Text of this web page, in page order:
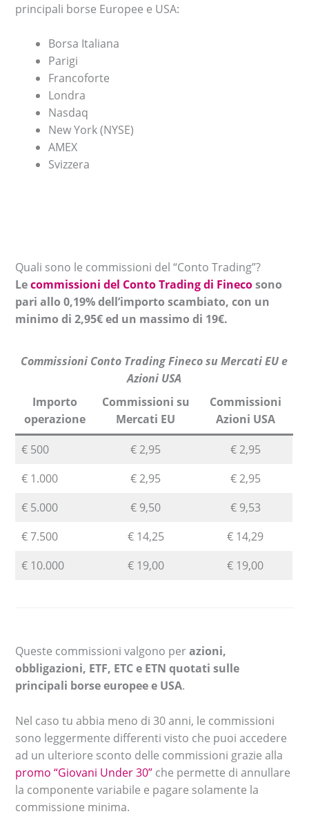
principali borse Europee e USA:
Borsa Italiana
Parigi
Francoforte
Londra
Nasdaq
New York (NYSE)
AMEX
Svizzera
Quali sono le commissioni del “Conto Trading”?
Lecommissioni del Conto Trading di Finecosono
pari allo 0,19% dell’importo scambiato, con un
minimo di 2,95€ ed un massimo di 19€.
Commissioni Conto Trading Fineco su Mercati EU e
Azioni USA
Importo
operazione
Commissioni su
Mercati EU
Commissioni
Azioni USA
€ 500
€ 2,95
€ 2,95
€ 1.000
€ 2,95
€ 2,95
€ 5.000
€ 9,50
€ 9,53
€ 7.500
€ 14,25
€ 14,29
€ 10.000
€ 19,00 € 19,00
Queste commissioni valgono perazioni,
obbligazioni, ETF, ETC e ETN quotati sulle
principali borse europee e USA.
Nel caso tu abbia meno di 30 anni, le commissioni
sono leggermente differenti visto che puoi accedere
ad un ulteriore sconto delle commissioni grazie alla
promo “Giovani Under 30” che permette di annullare
la componente variabile e pagare solamente la
commissione minima.